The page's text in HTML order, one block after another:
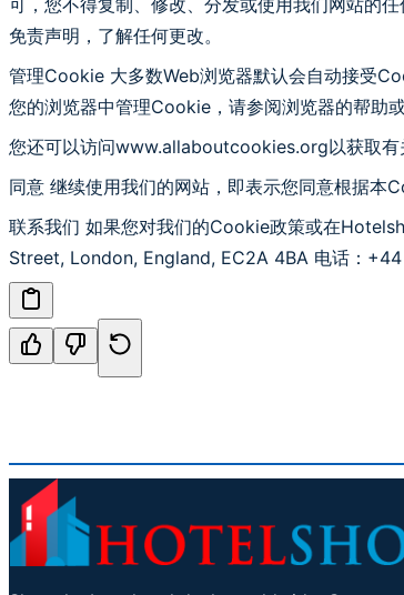
可，您不得复制、修改、分发或使用我们网站的
免责声明，了解任何更改。
管理Cookie 大多数Web浏览器默认会自动接受
您的浏览器中管理Cookie，请参阅浏览器的帮助或
您还可以访问www.allaboutcookies.org以获取有
同意 继续使用我们的网站，即表示您同意根据
联系我们 如果您对我们的Cookie政策或在
Street, London, England, EC2A 4BA 电话：